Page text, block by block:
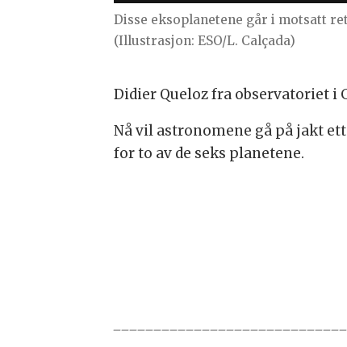
Disse eksoplanetene går i motsatt
(Illustrasjon: ESO/L. Calçada)
Didier Queloz fra observatoriet i
Nå vil astronomene gå på jakt
for to av de seks planetene.